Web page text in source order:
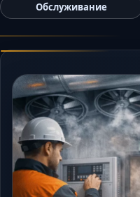
Обслуживание